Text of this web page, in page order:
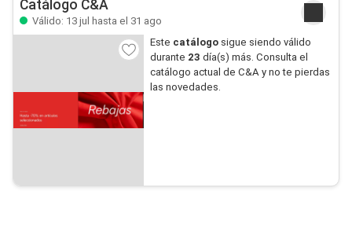
Catálogo C&A
Válido: 13 jul hasta el 31 ago
Este catálogosigue siendo válido
durante 23 día(s) más. Consulta el
catálogo actual de C&A y no te pierdas
las novedades.